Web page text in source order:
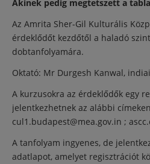
Akinek pedig megtetszett a
Az Amrita Sher-Gil Kulturális
érdeklődőt kezdőtől a haladó
dobtanfolyamára.
Oktató: Mr Durgesh Kanwal,
A kurzusokra az érdeklődők egy
jelentkezhetnek az alábbi
cul1.budapest@mea.gov.in ;
A tanfolyam ingyenes, de
adatlapot, amelyet regisztrációt